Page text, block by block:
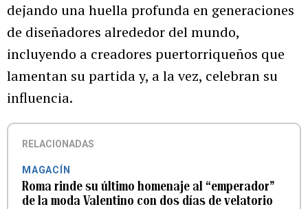
dejando una huella profunda en generaciones
de diseñadores alrededor del mundo,
incluyendo a creadores puertorriqueños que
lamentan su partida y, a la vez, celebran su
influencia.
RELACIONADAS
MAGACÍN
Roma rinde su último homenaje al “emperador”
de la moda Valentino con dos días de velatorio